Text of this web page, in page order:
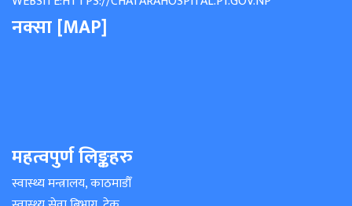
नक्सा [MAP]
महत्वपुर्ण लिङ्कहरु
स्वास्थ्य मन्त्रालय, काठमाडौँ